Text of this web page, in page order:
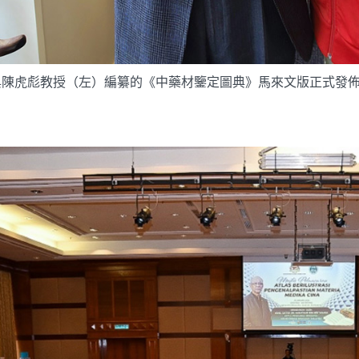
虎彪教授（左）編纂的《中藥材鑒定圖典》馬來文版正式發